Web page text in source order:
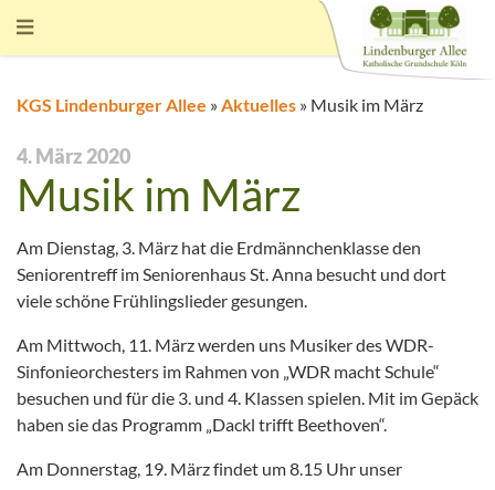
KGS Lindenburger Allee »Aktuelles » Musik im März
4. März 2020
Musik im März
Am Dienstag, 3. März hat die Erdmännchenklasse den
Seniorentreff im Seniorenhaus St. Anna besucht und dort
viele schöne Frühlingslieder gesungen.
Am Mittwoch, 11. März werden uns Musiker des WDR-
Sinfonieorchesters im Rahmen von „WDR macht Schule“
besuchen und für die 3. und 4. Klassen spielen. Mit im Gepäck
haben sie das Programm „Dackl trifft Beethoven“.
Am Donnerstag, 19. März findet um 8.15 Uhr unser